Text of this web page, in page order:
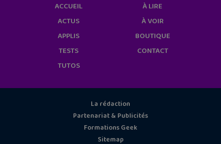
ACCUEIL
ACTUS
APPLIS
TESTS
TUTOS
À LIRE
À VOIR
BOUTIQUE
CONTACT
La rédaction
Partenariat & Publicités
Formations Geek
Sitemap